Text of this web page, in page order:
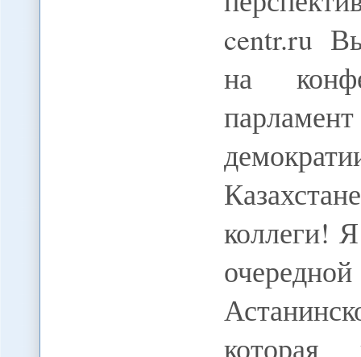
centr.ru
на
коллеги!
которая